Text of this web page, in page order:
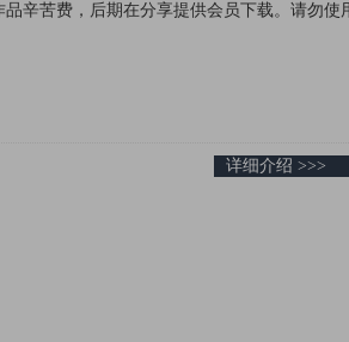
辛苦费，后期在分享提供会员下载。请勿使
详细介绍 >>>